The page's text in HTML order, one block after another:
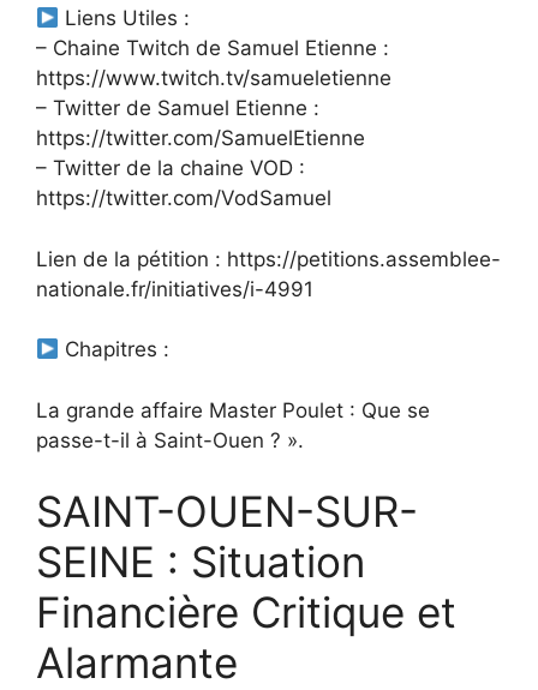
Liens Utiles :
– Chaine Twitch de Samuel Etienne :
https://www.twitch.tv/samueletienne
– Twitter de Samuel Etienne :
https://twitter.com/SamuelEtienne
– Twitter de la chaine VOD :
https://twitter.com/VodSamuel
Lien de la pétition : https://petitions.assemblee-
nationale.fr/initiatives/i-4991
Chapitres :
La grande affaire Master Poulet : Que se
passe-t-il à Saint-Ouen ? ».
SAINT-OUEN-SUR-
SEINE : Situation
Financière Critique et
Alarmante